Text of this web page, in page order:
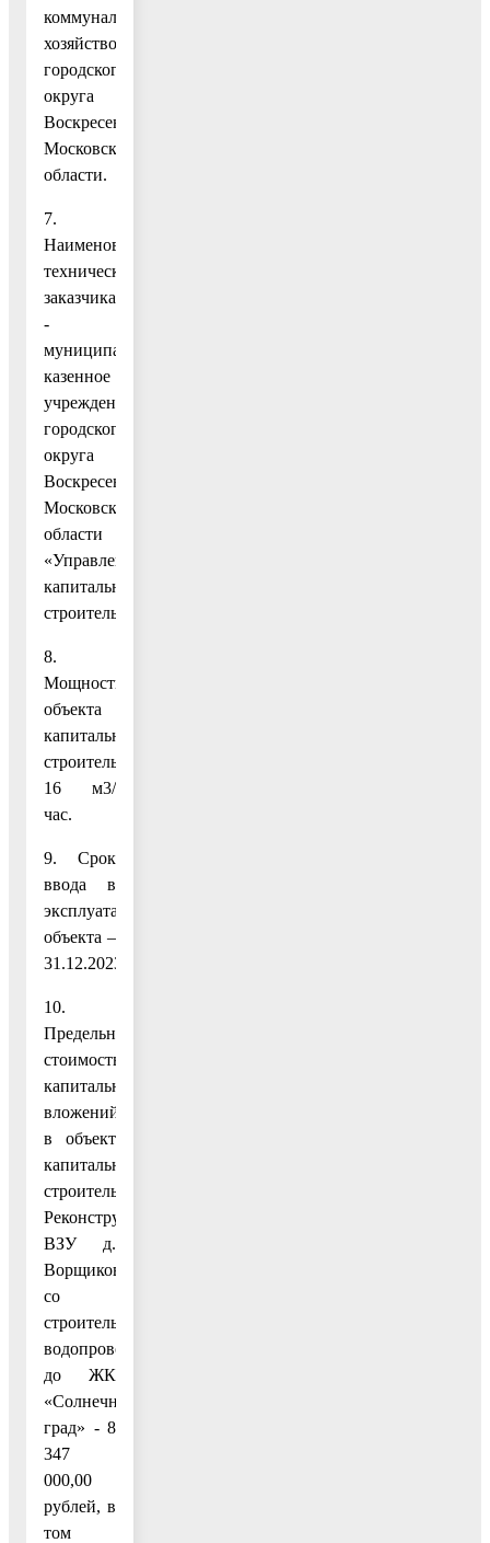
коммунальное
хозяйство»
городского
округа
Воскресенск
Московской
области.
7.
Наименование
технического
заказчика
-
муниципальное
казенное
учреждение
городского
округа
Воскресенск
Московской
области
«Управление
капитального
строительства».
8.
Мощность
объекта
капитального
строительства
16 м3/
час.
9. Срок
ввода в
эксплуатацию
объекта –
31.12.2023.
10.
Предельная
стоимость
капитальных
вложений
в объект
капитального
строительства:
Реконструкция
ВЗУ д.
Ворщиково
со
строительством
водопровода
до ЖК
«Солнечный
град» - 8
347
000,00
рублей, в
том